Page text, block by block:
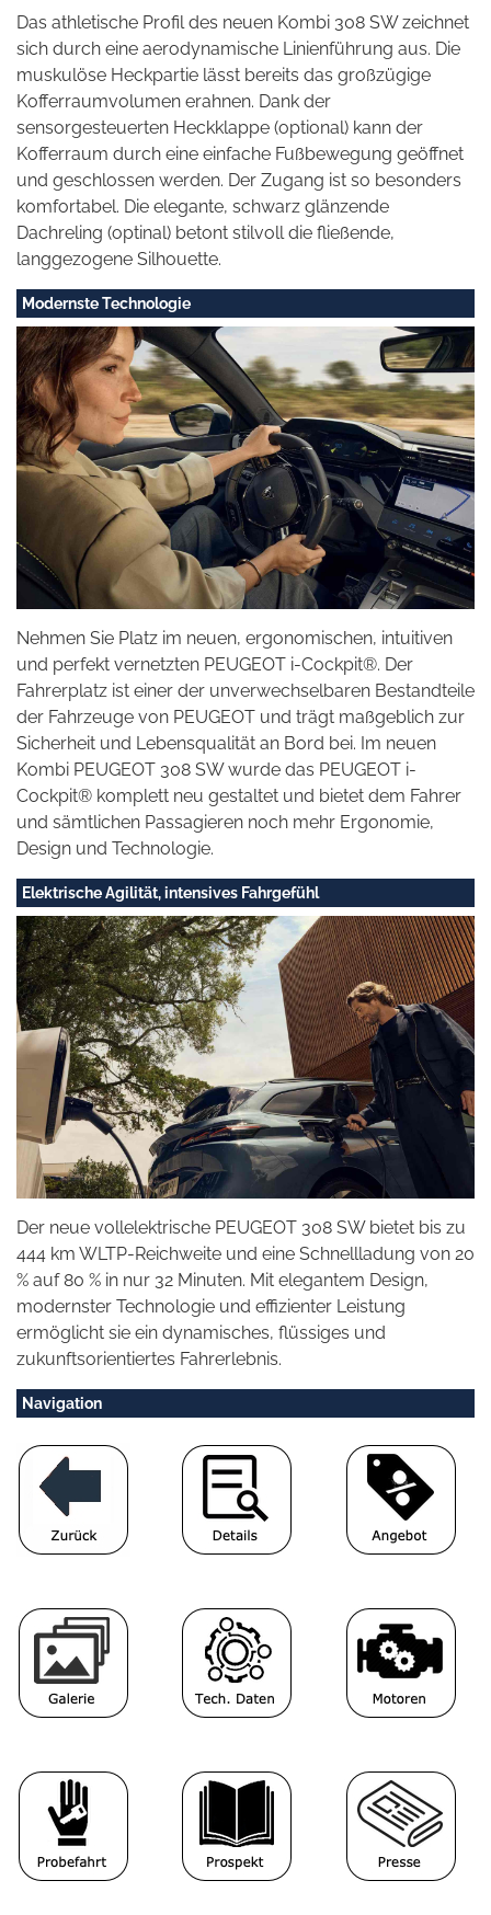
Das athletische Profil des neuen Kombi 308 SW zeichnet
sich durch eine aerodynamische Linienführung aus. Die
muskulöse Heckpartie lässt bereits das großzügige
Kofferraumvolumen erahnen. Dank der
sensorgesteuerten Heckklappe (optional) kann der
Kofferraum durch eine einfache Fußbewegung geöffnet
und geschlossen werden. Der Zugang ist so besonders
komfortabel. Die elegante, schwarz glänzende
Dachreling (optinal) betont stilvoll die fließende,
langgezogene Silhouette.
Modernste Technologie
Nehmen Sie Platz im neuen, ergonomischen, intuitiven
und perfekt vernetzten PEUGEOT i-Cockpit®. Der
Fahrerplatz ist einer der unverwechselbaren Bestandteile
der Fahrzeuge von PEUGEOT und trägt maßgeblich zur
Sicherheit und Lebensqualität an Bord bei. Im neuen
Kombi PEUGEOT 308 SW wurde das PEUGEOT i-
Cockpit® komplett neu gestaltet und bietet dem Fahrer
und sämtlichen Passagieren noch mehr Ergonomie,
Design und Technologie.
Elektrische Agilität, intensives Fahrgefühl
Der neue vollelektrische PEUGEOT 308 SW bietet bis zu
444 km WLTP-Reichweite und eine Schnellladung von 20
% auf 80 % in nur 32 Minuten. Mit elegantem Design,
modernster Technologie und effizienter Leistung
ermöglicht sie ein dynamisches, flüssiges und
zukunftsorientiertes Fahrerlebnis.
Navigation